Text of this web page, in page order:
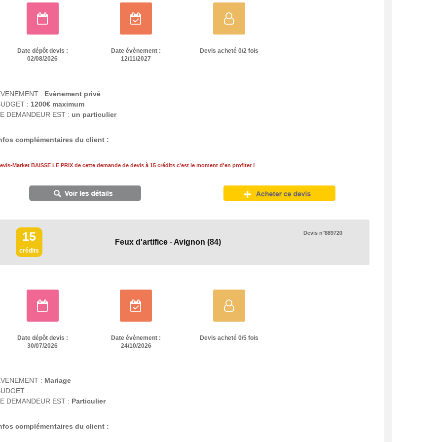
Date dépôt devis :
02/08/2026
Date évènement :
12/11/2027
Devis acheté0/2 fois
: Evènement privé
: 1200€ maximum
DEMANDEUR EST : un particulier
complémentaires du client :
Market BAISSE LE PRIX de cette demande de devis à 15 crédits c'est le moment d'en profiter !
15
crédits
Feux d'artifice - Avignon (84)
Devis n°889720
Date dépôt devis :
30/07/2026
Date évènement :
24/10/2026
Devis acheté0/5 fois
: Mariage
:
DEMANDEUR EST : Particulier
complémentaires du client :